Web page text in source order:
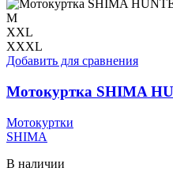
M
XXL
XXXL
Добавить для сравнения
Мотокуртка SHIMA
Мотокуртки
SHIMA
В наличии